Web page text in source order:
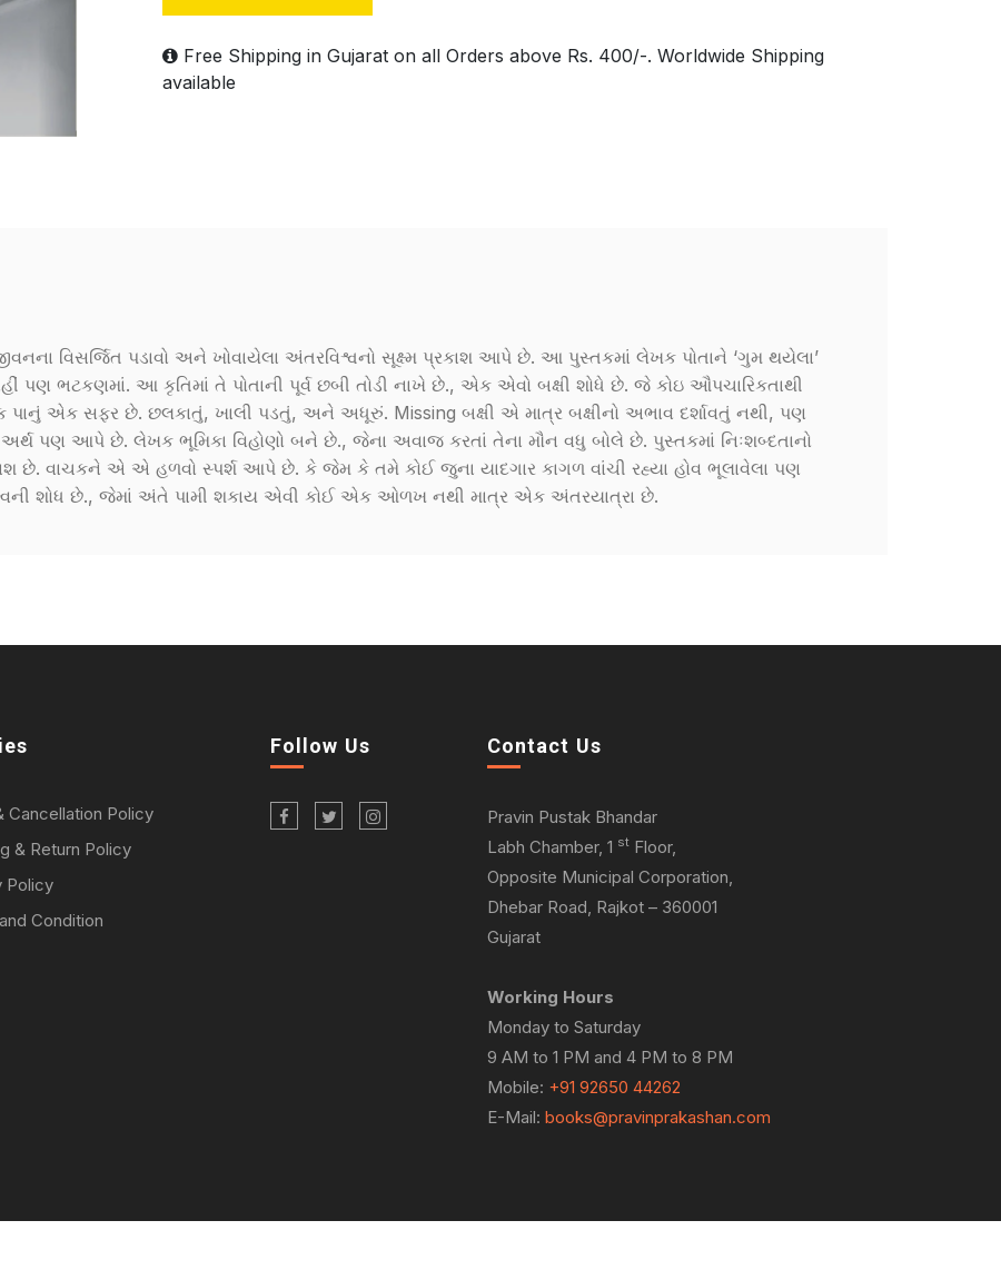
Free Shipping in Gujarat on all Orders above Rs. 400/-. Worldwide Shipping
available
વિસર્જિત પડાવો અને ખોવાયેલા અંતરવિશ્વનો સૂક્ષ્મ પ્રકાશ આપે છે. આ પુસ્તકમાં લેખક પોતાને ‘ગુમ થયેલા’
પણ ભટકણમાં. આ કૃતિમાં તે પોતાની પૂર્વ છબી તોડી નાખે છે., એક એવો બક્ષી શોધે છે. જે કોઇ ઔપચારિકતાથી
એક સફર છે. છલકાતું, ખાલી પડતું, અને અધૂરું. Missing બક્ષી એ માત્ર બક્ષીનો અભાવ દર્શાવતું નથી, પણ
પણ આપે છે. લેખક ભૂમિકા વિહોણો બને છે., જેના અવાજ કરતાં તેના મૌન વધુ બોલે છે. પુસ્તકમાં નિઃશબ્દતાનો
છે. વાચકને એ એ હળવો સ્પર્શ આપે છે. કે જેમ કે તમે કોઈ જુના યાદગાર કાગળ વાંચી રહ્યા હોવ ભૂલાવેલા પણ
શોધ છે., જેમાં અંતે પામી શકાય એવી કોઈ એક ઓળખ નથી માત્ર એક અંતરયાત્રા છે.
Cancellation Policy
& Return Policy
Policy
Condition
Follow Us Contact Us
Pravin Pustak Bhandar
Labh Chamber, 1 st Floor,
Opposite Municipal Corporation,
Dhebar Road, Rajkot – 360001
Gujarat
Working Hours
Monday to Saturday
9 AM to 1 PM and 4 PM to 8 PM
Mobile: +91 92650 44262
E-Mail: books@pravinprakashan.com